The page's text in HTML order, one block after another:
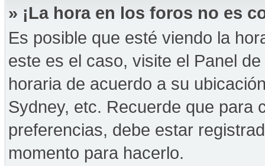
» ¡La hora en los foros no es
Es posible que esté viendo la
este es el caso, visite el Panel
horaria de acuerdo a su
Sydney, etc. Recuerde que para
preferencias, debe estar
momento para hacerlo.